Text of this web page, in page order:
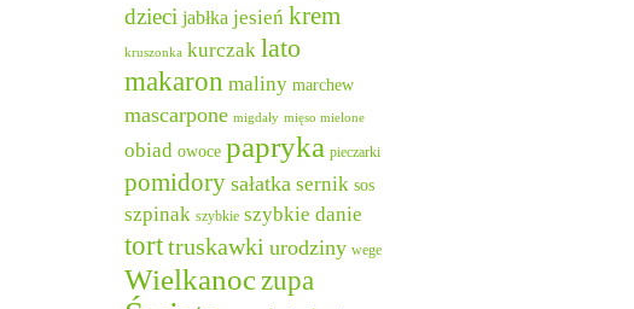
dzieci jabłka jesień krem
kruszonka kurczak lato
makaron maliny marchew
mascarpone migdały mięso mielone
obiad owoce papryka pieczarki
pomidory sałatka sernik sos
szpinak szybkie szybkie danie
torttruskawki urodziny wege
Wielkanoczupa